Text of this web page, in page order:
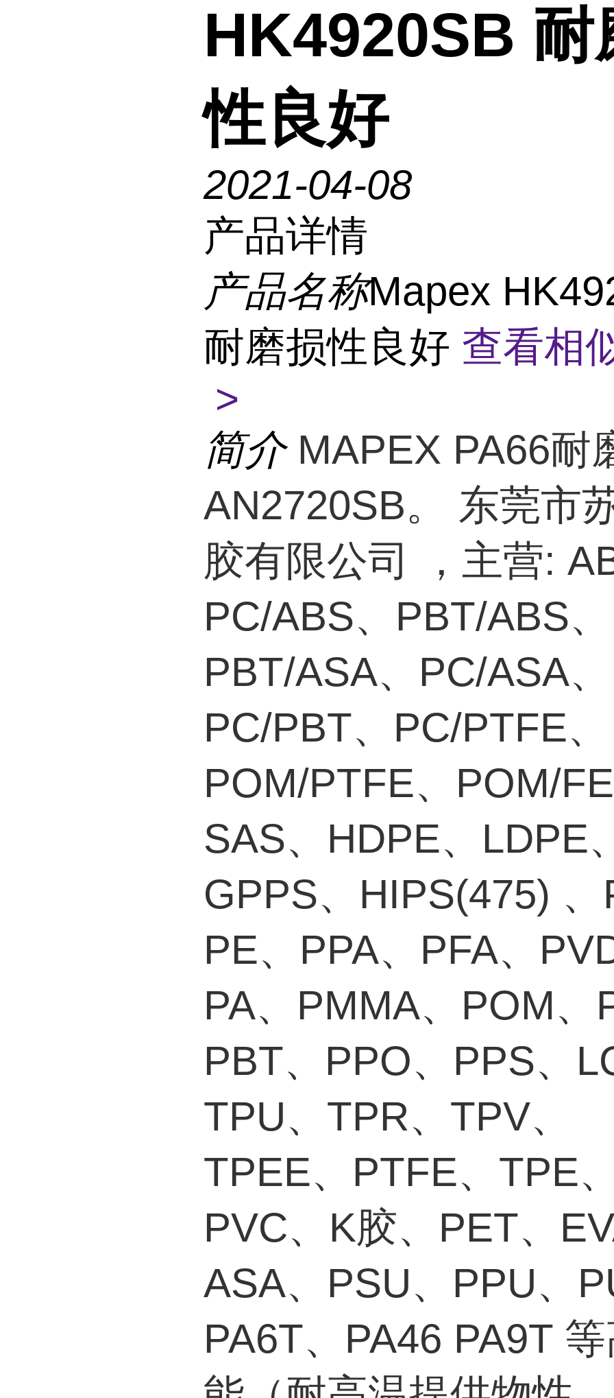
HK4920SB 耐
性良好
2021-04-08
产品详情
产品名称Mapex
耐磨损性良好 查看相
>
简介 MAPEX PA66耐
AN2720SB。 东莞市
胶有限公司 ，主营:
PC/ABS、PBT/ABS、
PBT/ASA、PC/ASA、
PC/PBT、PC/PTFE、
POM/PTFE、POM/
SAS、HDPE、LDPE
GPPS、HIPS(475)
PE、PPA、PFA、
PA、PMMA、POM、
PBT、PPO、PPS、
TPU、TPR、TPV、
TPEE、PTFE、TPE
PVC、K胶、PET、
ASA、PSU、PPU、
PA6T、PA46 PA9T